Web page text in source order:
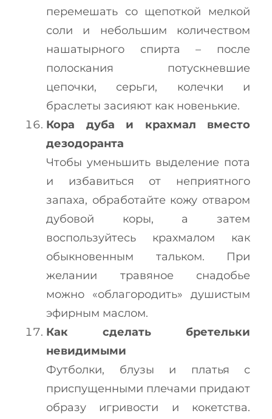
перемешать со щепоткой мелкой
соли и небольшим количеством
нашатырного спирта – после
полоскания потускневшие
цепочки, серьги, колечки и
браслеты засияют как новенькие.
Кора дуба и крахмал вместо
дезодоранта
Чтобы уменьшить выделение пота
и избавиться от неприятного
запаха, обработайте кожу отваром
дубовой коры, а затем
воспользуйтесь крахмалом как
обыкновенным тальком. При
желании травяное снадобье
можно «облагородить» душистым
эфирным маслом.
Как сделать бретельки
невидимыми
Футболки, блузы и платья с
приспущенными плечами придают
образу игривости и кокетства.